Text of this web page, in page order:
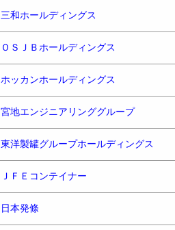
三和ホールディングス
ＯＳＪＢホールディングス
ホッカンホールディングス
宮地エンジニアリンググループ
東洋製罐グループホールディングス
ＪＦＥコンテイナー
日本発條